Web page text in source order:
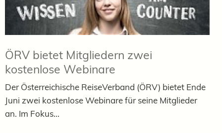
ÖRV bietet Mitgliedern zwei
kostenlose Webinare
Der Österreichische ReiseVerband (ÖRV) bietet Ende
Juni zwei kostenlose Webinare für seine Mitglieder
an. Im Fokus...